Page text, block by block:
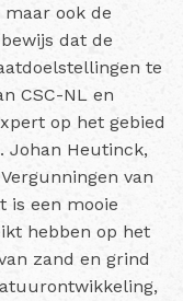
ook de
dat de
te
CSC-NL en
op het gebied
Johan Heutinck,
van
is een mooie
hebben op het
zand en grind